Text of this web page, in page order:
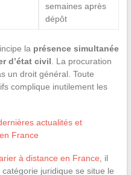
semaines après
dépôt
la présence simultanée
d’état civil . La procuration
un droit général. Toute
complique inutilement les
actualités et
France
à distance en France , il
juridique se situe le